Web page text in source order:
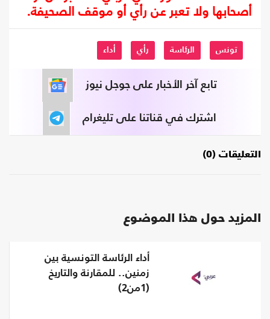
أصحابها ولا تعبر عن رأي أو موقف الصحيفة.
تونس الرئاسة رأي أداء
تابع آخر الأخبار على جوجل نيوز
اشترك في قناتنا على تليغرام
التعليقات (0)
المزيد حول هذا الموضوع
أداء الرئاسة التونسية بين
زمنين.. للمقارنة والتاريخ
(1من2)